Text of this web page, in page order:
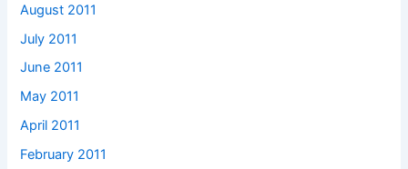
August 2011
July 2011
June 2011
May 2011
April 2011
February 2011